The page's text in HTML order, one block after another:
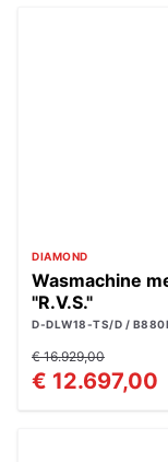
DIAMOND
Wasmachine
"R.V.S."
D-DLW18-TS/D /
€ 16.929,00
€ 12.697,00